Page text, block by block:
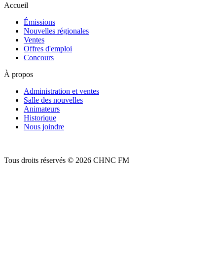
Accueil
Émissions
Nouvelles régionales
Ventes
Offres d'emploi
Concours
À propos
Administration et ventes
Salle des nouvelles
Animateurs
Historique
Nous joindre
Tous droits réservés © 2026 CHNC FM